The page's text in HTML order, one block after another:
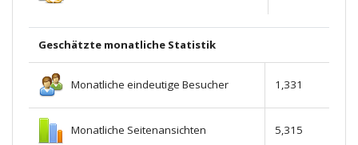
Geschätzte monatliche Statistik
Monatliche eindeutige Besucher 1,331
Monatliche Seitenansichten 5,315